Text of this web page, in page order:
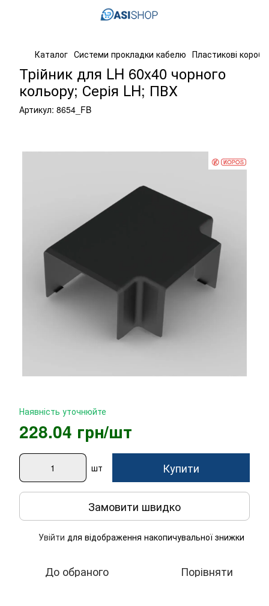
Каталог Системи прокладки кабелю Пластикові короба
Трійник для LH 60x40 чорного
кольору; Серія LH; ПВХ
Артикул: 8654_FB
Наявність уточнюйте
228.04 грн/шт
шт Купити
Замовити швидко
Увійти для відображення накопичувальної знижки
До обраного Порівняти